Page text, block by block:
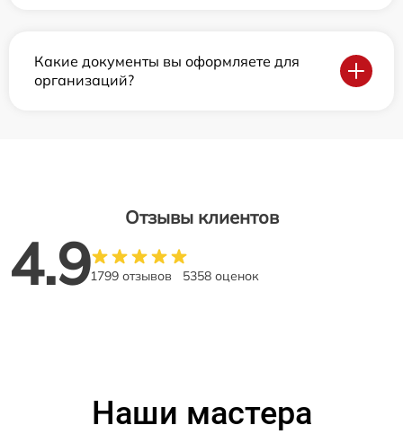
Какие документы вы оформляете для
организаций?
Отзывы клиентов
4.91799 отзывов 5358 оценок
Наши мастера